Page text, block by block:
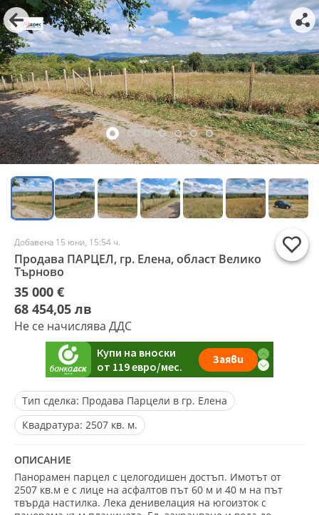
Добавена 15 юни, 15:54 ч.
Продава ПАРЦЕЛ, гр. Елена, област Велико
Търново
35 000 €
68 454,05 лв
Не се начислява ДДС
Тип сделка: Продава Парцели в гр. Елена
Квадратура: 2507 кв. м.
ОПИСАНИЕ
Панорамен парцел с целогодишен достъп. Имотът от
2507 кв.м е с лице на асфалтов път 60 м и 40 м на път
твърда настилка. Лека денивелация на югоизток с